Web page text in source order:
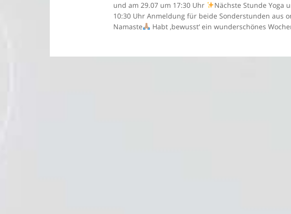
und am 29.07 um 17:30 Uhr
Nächste Stunde Yoga
10:30 Uhr Anmeldung für beide Sonderstunden aus
Namaste
Habt ‚bewusst‘ ein wunderschönes